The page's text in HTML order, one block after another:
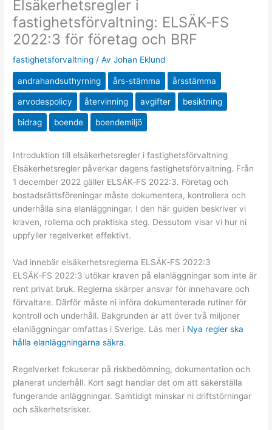
Elsäkerhetsregler i
fastighetsförvaltning: ELSÄK‑FS
2022:3 för företag och BRF
fastighetsforvaltning / AvJohan Eklund
andrahandsuthyrning års-stämma årsstämma
arvodespolicy återvinning avgifter besiktning
bidrag boende boendemiljö
Introduktion till elsäkerhetsregler i fastighetsförvaltning
Elsäkerhetsregler påverkar dagens fastighetsförvaltning. Från
1 december 2022 gäller ELSÄK‑FS 2022:3. Företag och
bostadsrättsföreningar måste dokumentera, kontrollera och
underhålla sina elanläggningar. I den här guiden beskriver vi
kraven, rollerna och praktiska steg. Dessutom visar vi hur ni
uppfyller regelverket effektivt.
Vad innebär elsäkerhetsreglerna ELSÄK‑FS 2022:3
ELSÄK‑FS 2022:3 utökar kraven på elanläggningar som inte är
rent privat bruk. Reglerna skärper ansvar för innehavare och
förvaltare. Därför måste ni införa dokumenterade rutiner för
kontroll och underhåll. Bakgrunden är att över två miljoner
elanläggningar omfattas i Sverige. Läs mer i Nya regler ska
hålla elanläggningarna säkra.
Regelverket fokuserar på riskbedömning, dokumentation och
planerat underhåll. Kort sagt handlar det om att säkerställa
fungerande anläggningar. Samtidigt minskar ni driftstörningar
och säkerhetsrisker.